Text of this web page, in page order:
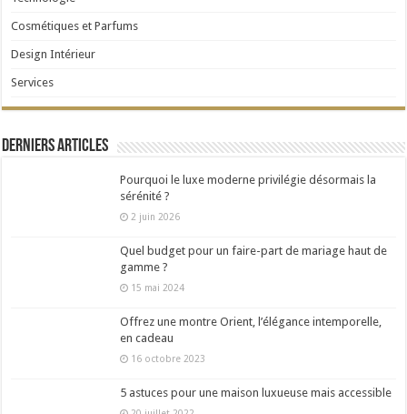
Cosmétiques et Parfums
Design Intérieur
Services
Derniers articles
Pourquoi le luxe moderne privilégie désormais la
sérénité ?
2 juin 2026
Quel budget pour un faire-part de mariage haut de
gamme ?
15 mai 2024
Offrez une montre Orient, l’élégance intemporelle,
en cadeau
16 octobre 2023
5 astuces pour une maison luxueuse mais accessible